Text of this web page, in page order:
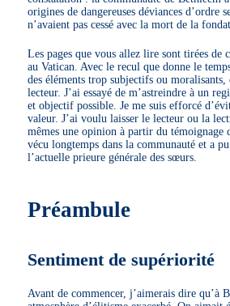
origines de dangereuses déviances d’ordre
n’avaient pas cessé avec la mort de la
Les pages que vous allez lire sont tirées de
au Vatican. Avec le recul que donne le
des éléments trop subjectifs ou
lecteur. J’ai essayé de m’astreindre à un
et objectif possible. Je me suis efforcé
valeur. J’ai voulu laisser le lecteur ou la
mêmes une opinion à partir du témoignage
vécu longtemps dans la communauté et a
l’actuelle prieure générale des sœurs.
Préambule
Sentiment de supériorité
Avant de commencer, j’aimerais dire qu’à